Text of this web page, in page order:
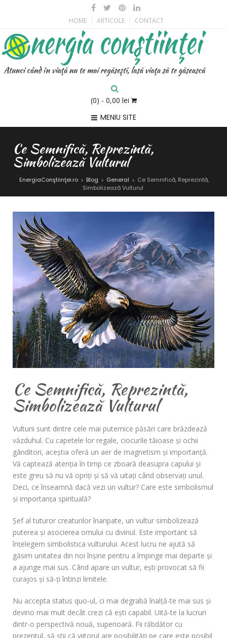
HOME ARTICOLE CONTACT
(0) - 0,00 lei
MENIU SITE
Ce Semnifică, Reprezintă,
Simbolizează Vulturul
EnergiaConştiinţei.ro > Blog > General > Ce Semnifică, Reprezintă,
Simbolizează Vulturul
Ce Semnifică, Reprezintă,
Simbolizează Vulturul
Vulturii sunt dintre cele mai puternice păsări care brăzdează
văzduhul. Cu capetele lor regale, ciocurile tăioase și ochii
gânditori, aceștia oferă un aer de magnetism și importanță.
Vă captează atenția în timp ce zboară deasupra capului și
este greu să nu vă opriți și să vă uitați când observați unul.
Deci, ce înseamnă dacă vezi un vultur? Care este simbolismul
și importanța spirituală?
Șef al tuturor creaturilor înaripate, un vultur simbolizează
puterea și asocierea omului cu divinul. Este important să
înțelegem simbolistica vulturului. Acest lucru ne ajută să
găsim unitatea din noi înșine pentru a împinge mai departe și
a ajunge mai sus. Când apare un vultur, ești provocat să fii
curajos și să-ți întinzi limitele.
Nu accepta status quo-ul, ci mai degrabă înalță-te mai sus și
devino mai mult decât crezi că ești capabil. Uită-te la lucruri
dintr-o perspectivă nouă, superioară. Fii răbdător cu
prezentul, să știi că viitorul are posibilități pe care este posibil